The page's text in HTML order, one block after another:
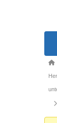
-
Du